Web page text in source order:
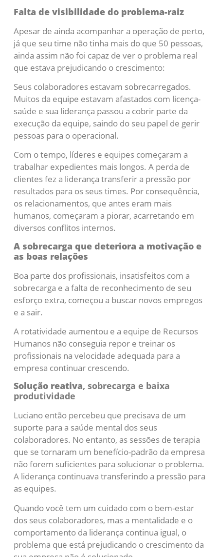
Falta de visibilidade do problema-raiz
Apesar de ainda acompanhar a operação de perto,
já que seu time não tinha mais do que 50 pessoas,
ainda assim não foi capaz de ver o problema real
que estava prejudicando o crescimento:
Seus colaboradores estavam sobrecarregados.
Muitos da equipe estavam afastados com licença-
saúde e sua liderança passou a cobrir parte da
execução da equipe, saindo do seu papel de gerir
pessoas para o operacional.
Com o tempo, líderes e equipes começaram a
trabalhar expedientes mais longos. A perda de
clientes fez a liderança transferir a pressão por
resultados para os seus times. Por consequência,
os relacionamentos, que antes eram mais
humanos, começaram a piorar, acarretando em
diversos conflitos internos.
A sobrecarga que deteriora a motivação e
as boas relações
Boa parte dos profissionais, insatisfeitos com a
sobrecarga e a falta de reconhecimento de seu
esforço extra, começou a buscar novos empregos
e a sair.
A rotatividade aumentou e a equipe de Recursos
Humanos não conseguia repor e treinar os
profissionais na velocidade adequada para a
empresa continuar crescendo.
Solução reativa, sobrecarga e baixa
produtividade
Luciano então percebeu que precisava de um
suporte para a saúde mental dos seus
colaboradores. No entanto, as sessões de terapia
que se tornaram um benefício-padrão da empresa
não forem suficientes para solucionar o problema.
A liderança continuava transferindo a pressão para
as equipes.
Quando você tem um cuidado com o bem-estar
dos seus colaboradores, mas a mentalidade e o
comportamento da liderança continua igual, o
problema que está prejudicando o crescimento da